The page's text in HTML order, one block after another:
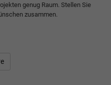
genug Raum. Stellen Sie
zusammen.